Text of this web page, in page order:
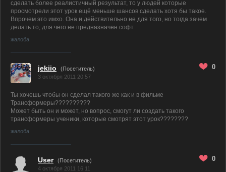
сделать более реалистичный результат, то у людей которые
просмотрели этот урок ещё меньше шансов сделать хотя бы такое.
Впрочем это имхо. Она и действительно не для того, но тогда зачем
делать то, для чего не предназначен софт.
жалоба
jekiio
(Посетитель)
3 октября 2011 20:57
0
Ты хочешь чтобы он сделал такого же как и в фильме
Трансформеры??????????
Может быть он и может, но вопрос, смогут ли создать такого
трансформеры ученики, которые смотрят этот урок????????
жалоба
User
(Посетитель)
4 октября 2011 16:11
0